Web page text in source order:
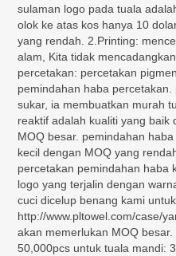
sulaman logo pada tuala
olok ke atas kos hanya 10
yang rendah. 2.Printing:
alam, Kita tidak
percetakan: percetakan
pemindahan haba
sukar, ia membuatkan murah
reaktif adalah kualiti yang baik
MOQ besar. pemindahan
kecil dengan MOQ yang
percetakan pemindahan haba
logo yang terjalin dengan
cuci dicelup benang kami
http://www.pltowel.com/case/
akan memerlukan MOQ
50,000pcs untuk tuala mandi: